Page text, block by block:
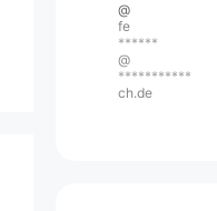
@
fe
******
@
***********
ch.de